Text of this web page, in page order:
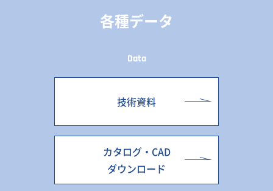
各種データ
Data
技術資料
カタログ・CAD
ダウンロード